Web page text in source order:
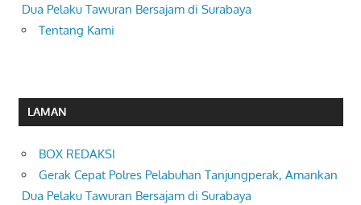
Dua Pelaku Tawuran Bersajam di Surabaya
Tentang Kami
LAMAN
BOX REDAKSI
Gerak Cepat Polres Pelabuhan Tanjungperak, Amankan
Dua Pelaku Tawuran Bersajam di Surabaya